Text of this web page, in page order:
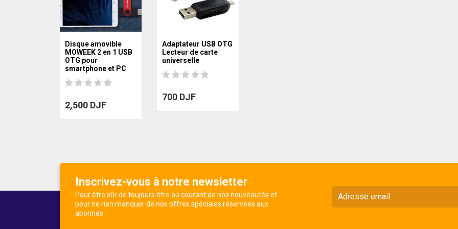
Disque amovible
MOWEEK 2 en 1 USB
OTG pour
smartphone et PC
2,500 DJF
Adaptateur USB OTG
Lecteur de carte
universelle
700 DJF
Inscrivez-vous à notre newsletter
Pour être sûr de toujours être au courant de nos nouveautés et
pour ne rien manquer de nos offres spéciales réservées aux
abonnés